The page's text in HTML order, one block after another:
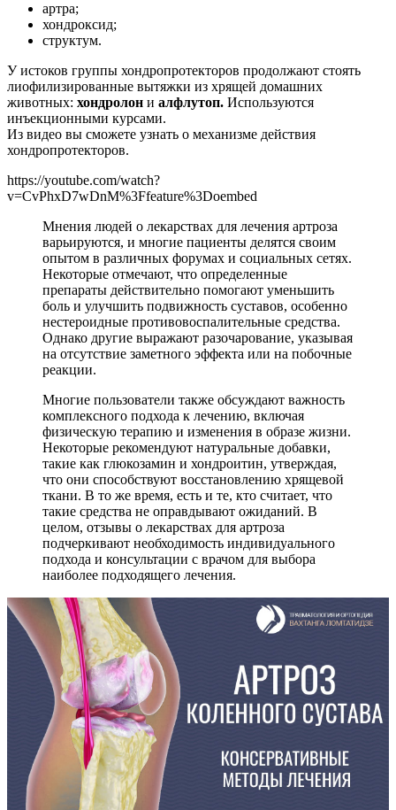
артра;
хондроксид;
структум.
У истоков группы хондропротекторов продолжают стоять
лиофилизированные вытяжки из хрящей домашних
животных: хондролон и алфлутоп. Используются
инъекционными курсами.
Из видео вы сможете узнать о механизме действия
хондропротекторов.
https://youtube.com/watch?
v=CvPhxD7wDnM%3Ffeature%3Doembed
Мнения людей о лекарствах для лечения артроза
варьируются, и многие пациенты делятся своим
опытом в различных форумах и социальных сетях.
Некоторые отмечают, что определенные
препараты действительно помогают уменьшить
боль и улучшить подвижность суставов, особенно
нестероидные противовоспалительные средства.
Однако другие выражают разочарование, указывая
на отсутствие заметного эффекта или на побочные
реакции.
Многие пользователи также обсуждают важность
комплексного подхода к лечению, включая
физическую терапию и изменения в образе жизни.
Некоторые рекомендуют натуральные добавки,
такие как глюкозамин и хондроитин, утверждая,
что они способствуют восстановлению хрящевой
ткани. В то же время, есть и те, кто считает, что
такие средства не оправдывают ожиданий. В
целом, отзывы о лекарствах для артроза
подчеркивают необходимость индивидуального
подхода и консультации с врачом для выбора
наиболее подходящего лечения.